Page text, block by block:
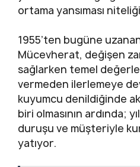
ortama yansıması
1955’ten bugüne
Mücevherat, değişen
sağlarken temel
vermeden ilerlemeye
kuyumcu denildiğinde
biri olmasının ardında;
duruşu ve müşteriyle
yatıyor.